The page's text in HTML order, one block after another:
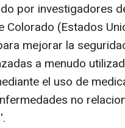
por investigadores
Colorado (Estados
mejorar la
a menudo
el uso de
no